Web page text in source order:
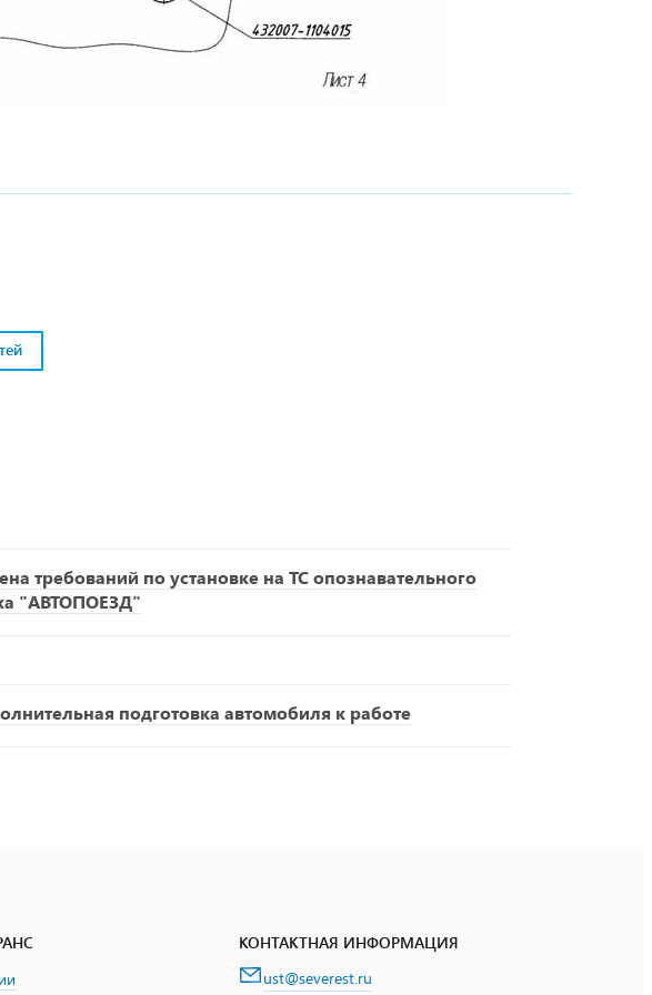
требований по установке на ТС опознавательного
"АВТОПОЕЗД"
подготовка автомобиля к работе
КОНТАКТНАЯ ИНФОРМАЦИЯ
ust@severest.ru